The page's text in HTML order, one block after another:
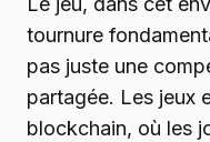
tournure
pas juste une
partagée. Les jeux
blockchain, où les